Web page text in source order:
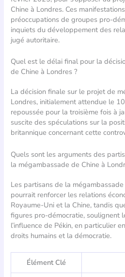
Chine à Londres. Ces
préoccupations de groupes pro-
inquiets du développement des
jugé autoritaire.
Quel est le délai final pour la
de Chine à Londres ?
La décision finale sur le projet de
Londres, initialement attendue le
repoussée pour la troisième fois à
suscite des spéculations sur la
britannique concernant cette
Quels sont les arguments des
la mégambassade de Chine à
Les partisans de la mégambassade
pourrait renforcer les relations
Royaume-Uni et la Chine, tandis
figures pro-démocratie, soulignent
l’influence de Pékin, en particulier
droits humains et la démocratie.
Élément Clé